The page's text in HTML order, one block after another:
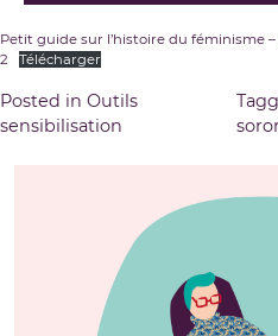
Petit guide sur l’histoire du féminisme
2
Télécharger
Posted in Outils
sensibilisation